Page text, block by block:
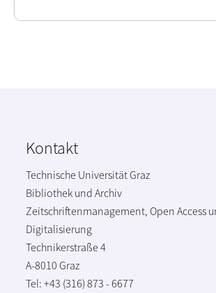
Kontakt
Technische Universität Graz
Bibliothek und Archiv
Zeitschriftenmanagement, Open Access
Digitalisierung
Technikerstraße 4
A-8010 Graz
Tel: +43 (316) 873 - 6677